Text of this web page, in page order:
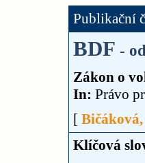
Publikační
BDF -
Zákon o
In: Právo
[
Klíčová